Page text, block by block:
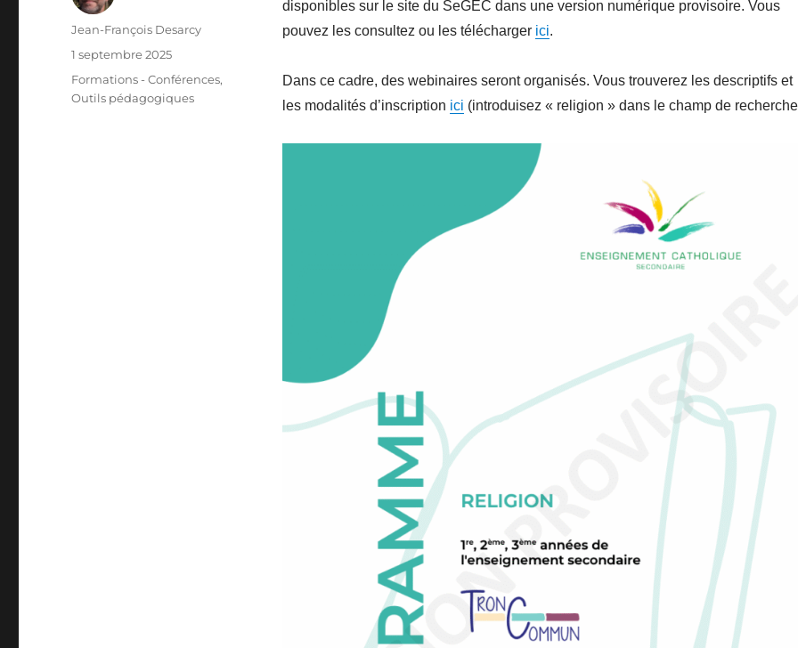
disponibles sur le site du SeGEC dans une version numérique provisoire. Vous
pouvez les consultez ou les télécharger ici.
Dans ce cadre, des webinaires seront organisés. Vous trouverez les descriptifs et
les modalités d’inscription ici (introduisez « religion » dans le champ de
Auteur
Jean-François Desarcy
Publié
1 septembre 2025
Catégories
Formations - Conférences,
Outils pédagogiques